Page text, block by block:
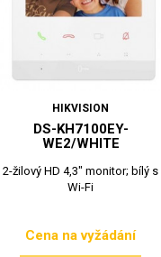
HIKVISION
DS-KH7100EY-
WE2/WHITE
2-žilový HD 4,3" monitor; bílý s
Wi-Fi
Cena
Cena na vyžádání